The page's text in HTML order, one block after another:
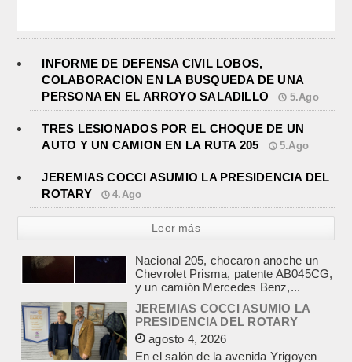
INFORME DE DEFENSA CIVIL LOBOS,
COLABORACION EN LA BUSQUEDA DE UNA
PERSONA EN EL ARROYO SALADILLO
5.Ago
TRES LESIONADOS POR EL CHOQUE DE UN
AUTO Y UN CAMION EN LA RUTA 205
5.Ago
JEREMIAS COCCI ASUMIO LA PRESIDENCIA DEL
ROTARY
4.Ago
Leer más
JEREMIAS COCCI ASUMIO LA
PRESIDENCIA DEL ROTARY
En el salón de la avenida Yrigoyen
colmado, asumió la presidencia del
Rotary Club de Lobos Jeremías
Cocci, para el...